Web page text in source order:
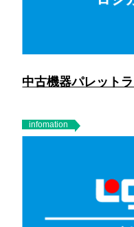
中古機器パレット
infomation